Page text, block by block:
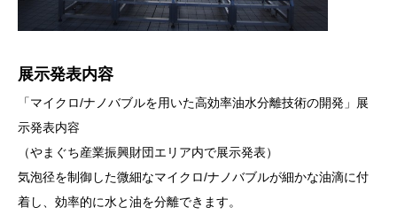
展示発表内容
「マイクロ/ナノバブルを用いた高効率油水分離技術の開発」展
示発表内容
（やまぐち産業振興財団エリア内で展示発表）
気泡径を制御した微細なマイクロ/ナノバブルが細かな油滴に付
着し、効率的に水と油を分離できます。